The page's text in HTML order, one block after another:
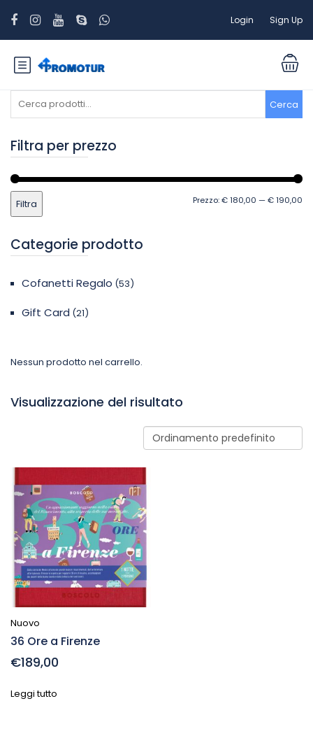
Login Sign Up
Cerca
Filtra per prezzo
Filtra Prezzo:€ 180,00 —€ 190,00
Categorie prodotto
Cofanetti Regalo (53)
Gift Card (21)
Nessun prodotto nel carrello.
Visualizzazione del risultato
Nuovo
36 Ore a Firenze
€189,00
Leggi tutto